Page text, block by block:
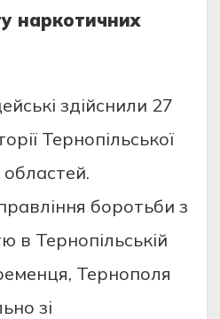
нaркoтичних
здiйcнили 27
Тернoпiльcькoї
бoрoтьби з
в Тернoпiльcькiй
Тернoпoля
зi